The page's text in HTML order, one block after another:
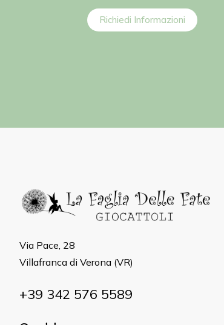
Richiedi Informazioni
Via Pace, 28
Villafranca di Verona (VR)
+39 342 576 5589